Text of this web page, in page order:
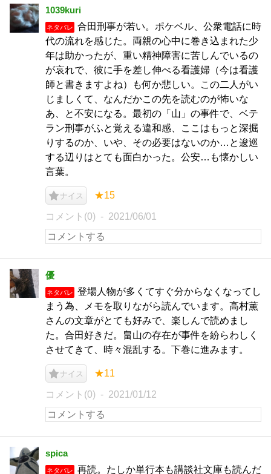
1039kuri
ネタバレ
合田刑事が若い。ポケベル、公衆電話に時
代の流れを感じた。両親の心中に巻き込まれた少
年は助かったが、重い精神障害に苦しんでいるの
が哀れで、彼に手を差し伸べる看護婦（今は看護
師と書きますよね）も何か悲しい。この二人がい
じましくて、なんだかこの先を読むのが怖いな
あ、と不安になる。最初の「山」の事件で、ベテ
ラン刑事がふと覚える違和感、ここはもっと深掘
りするのか、いや、その必要はないのか…と逡巡
する辺りはとても面白かった。公安…も懐かしい
言葉。
ナイス ★15
コメント(0) 2021/06/01
優
ネタバレ
登場人物が多くてすぐ分からなくなってし
まう為、メモを取りながら読んでいます。高村薫
さんの文章がとても好みで、楽しんで読めまし
た。合田好きだ。畠山の存在が事件を紛らわしく
させてきて、時々混乱する。下巻に進みます。
ナイス ★11
コメント(0) 2021/01/12
spica
ネタバレ
再読。たしか単行本も講談社文庫も読んだ